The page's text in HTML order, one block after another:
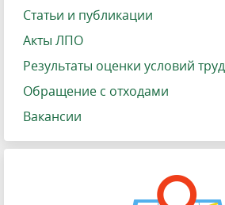
Статьи и публикации
Акты ЛПО
Результаты оценки условий
Обращение с отходами
Вакансии